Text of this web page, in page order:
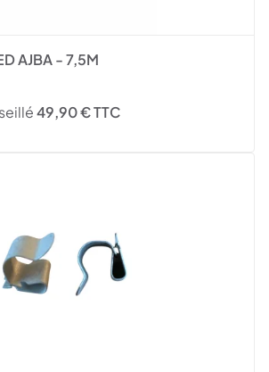
AJBA - 7,5M
49,90 € TTC